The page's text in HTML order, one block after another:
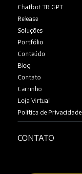
Chatbot TR GPT
Release
Soluções
Portfólio
Conteúdo
Blog
Contato
Carrinho
Loja Virtual
Política de Privacidade
CONTATO